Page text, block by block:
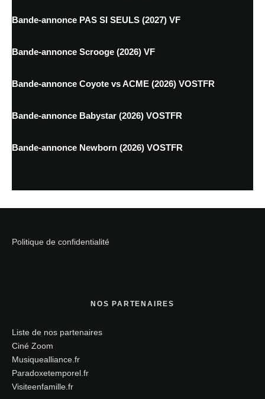
Bande-annonce PAS SI SEULS (2027) VF
Bande-annonce Scrooge (2026) VF
Bande-annonce Coyote vs ACME (2026) VOSTFR
Bande-annonce Babystar (2026) VOSTFR
Bande-annonce Newborn (2026) VOSTFR
Politique de confidentialité
NOS PARTENAIRES
Liste de nos partenaires
Ciné Zoom
Musiquealliance.fr
Paradoxetemporel.fr
Visiteenfamille.fr